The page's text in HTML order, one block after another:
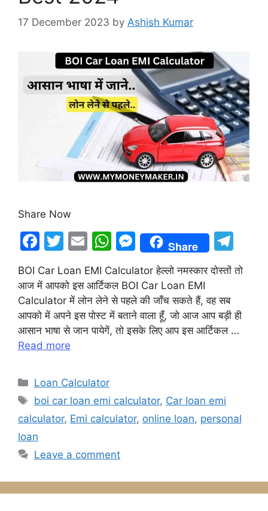
17 December 2023 by Ashish Kumar
Share Now
F
a
c
e
b
o
o
k
T
itt
er
E
m
ai
l
W
h
at
s
A
p
M
e
s
s
e
n
Share
el
e
a
m
BOI Car Loan EMI Calculator हेल्लो नमस्कार दोस्तों तो
आज में आपको इस आर्टिकल BOI Car Loan EMI
Calculator में लोन लेने से पहले की जाँच सकते हैं, वह सब
आपको में अपने इस पोस्ट में बताने वाला हूँ, जो आज आप बड़ी ही
आसान भाषा से जान पायेगें, तो इसके लिए आप इस आर्टिकल …
Read more
Categories
Loan Calculator
Tags
boi car loan emi calculator, Car loan emi
calculator, Emi calculator, online loan, personal
loan
Leave a comment